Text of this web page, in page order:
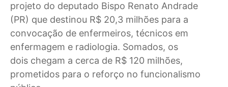
projeto do deputado Bispo Renato Andrade
(PR) que destinou R$ 20,3 milhões para a
convocação de enfermeiros, técnicos em
enfermagem e radiologia. Somados, os
dois chegam a cerca de R$ 120 milhões,
prometidos para o reforço no funcionalismo